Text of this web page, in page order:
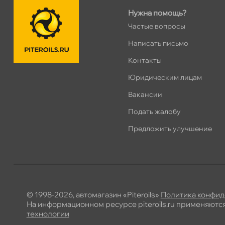
Коллонтай 28 к.1
Нужна помощь?
Частые вопросы
Написать письмо
Контакты
Юридическим лицам
акансии
Подать жалобу
Предложить улучшение
© 1998-2026, автомагазин «Piteroils» Политика
На информационном ресурсе piteroils.ru
технологии